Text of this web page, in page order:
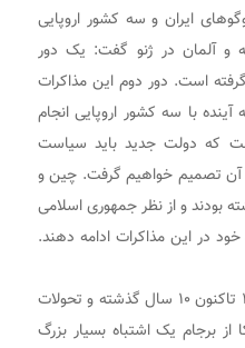
ایران و سه کشور اروپایی
و آلمان در ژنو گفت: یک دور
است. دور دوم این مذاکرات
و ظرف کمتر از ۲ هفته آینده با سه کشور اروپایی انجام
که دولت جدید باید سیاست
تصمیم خواهیم گرفت. چین و
بودند و از نظر جمهوری اسلامی
در این مذاکرات ادامه دهند.
عراقچی در ادامه گفت: از سال ۲۰۱۵ تاکنون ۱۰ سال گذشته و تحولات
برجام یک اشتباه بسیار بزرگ